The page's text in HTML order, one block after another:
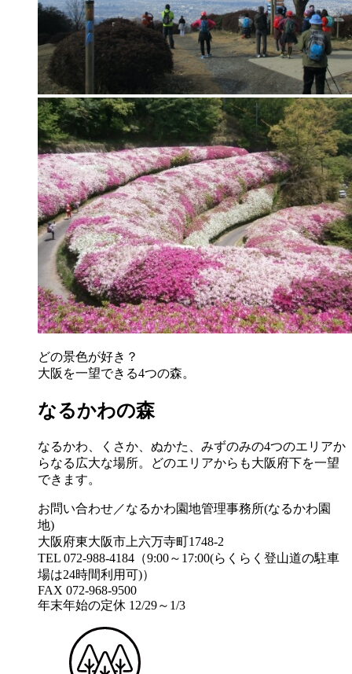
どの景色が好き？
大阪を一望できる4つの森。
なるかわの森
なるかわ、くさか、ぬかた、みずのみの4つのエリアか
らなる広大な場所。どのエリアからも大阪府下を一望
できます。
お問い合わせ／なるかわ園地管理事務所(なるかわ園
地)
大阪府東大阪市上六万寺町1748-2
TEL 072-988-4184（9:00～17:00(らくらく登山道の駐車
場は24時間利用可)）
FAX 072-968-9500
年末年始の定休 12/29～1/3